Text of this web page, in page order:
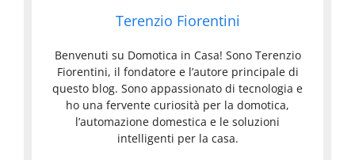
Terenzio Fiorentini
Benvenuti su Domotica in Casa! Sono Terenzio
Fiorentini, il fondatore e l’autore principale di
questo blog. Sono appassionato di tecnologia e
ho una fervente curiosità per la domotica,
l’automazione domestica e le soluzioni
intelligenti per la casa.